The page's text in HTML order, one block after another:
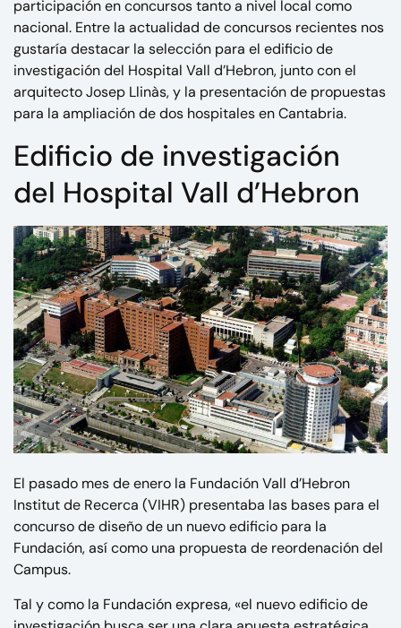
participación en concursos tanto a nivel local como
nacional. Entre la actualidad de concursos recientes nos
gustaría destacar la selección para el edificio de
investigación del Hospital Vall d’Hebron, junto con el
arquitecto Josep Llinàs, y la presentación de propuestas
para la ampliación de dos hospitales en Cantabria.
Edificio de investigación
del Hospital Vall d’Hebron
El pasado mes de enero la Fundación Vall d’Hebron
Institut de Recerca (VIHR) presentaba las bases para el
concurso de diseño de un nuevo edificio para la
Fundación, así como una propuesta de reordenación del
Campus.
Tal y como la Fundación expresa, «el nuevo edificio de